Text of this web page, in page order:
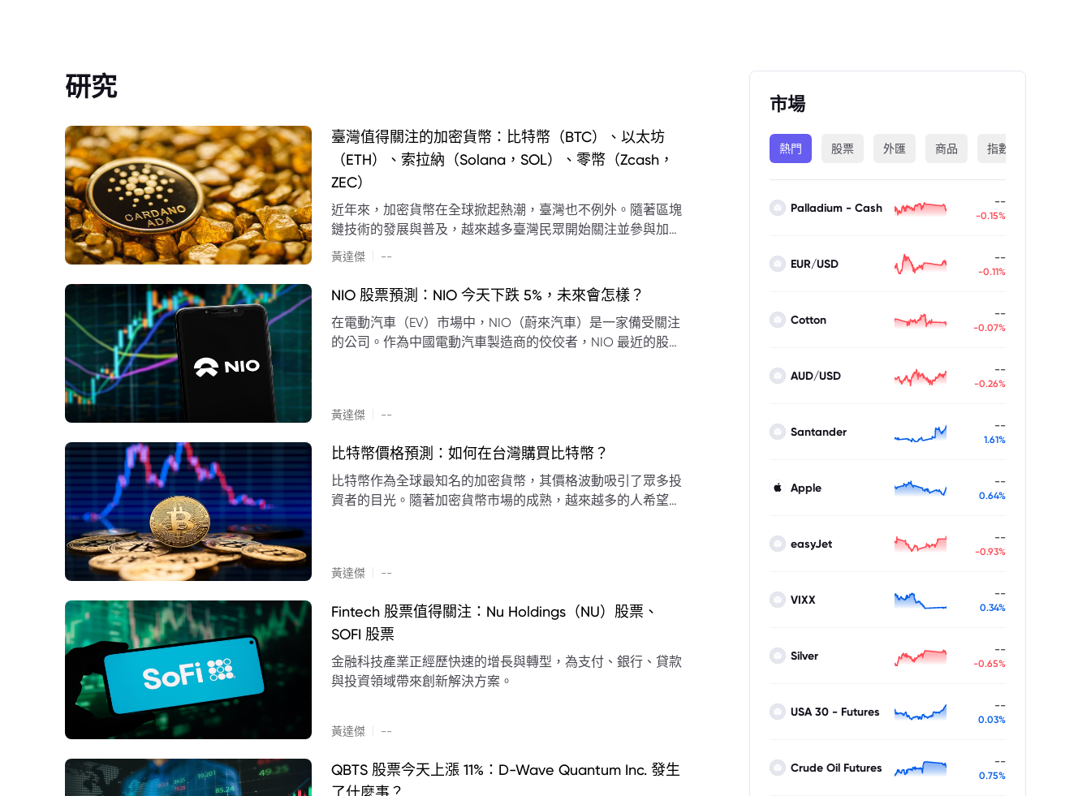
研究
臺灣值得關注的加密貨幣：比特幣（BTC）、以太坊
（ETH）、索拉納（Solana，SOL）、零幣（Zcash，
ZEC）
近年來，加密貨幣在全球掀起熱潮，臺灣也不例外。隨著區塊
鏈技術的發展與普及，越來越多臺灣民眾開始關注並參與加密
貨幣市場。
黃達傑 --
NIO 股票預測：NIO 今天下跌 5%，未來會怎樣？
在電動汽車（EV）市場中，NIO（蔚來汽車）是一家備受關注
的公司。作為中國電動汽車製造商的佼佼者，NIO 最近的股價
黃達傑 --
比特幣價格預測：如何在台灣購買比特幣？
比特幣作為全球最知名的加密貨幣，其價格波動吸引了眾多投
資者的目光。隨著加密貨幣市場的成熟，越來越多的人希望參
黃達傑 --
Fintech 股票值得關注：Nu Holdings（NU）股票、
SOFI 股票
金融科技產業正經歷快速的增長與轉型，為支付、銀行、貸款
與投資領域帶來創新解決方案。
黃達傑 --
QBTS 股票今天上漲 11%：D-Wave Quantum Inc. 發生
了什麼事？
市場
熱門 股票 外匯 商品 指數
Palladium - Cash --
-0.15%
EUR/USD --
-0.11%
Cotton --
-0.07%
AUD/USD --
-0.26%
Santander --
1.61%
Apple --
0.64%
easyJet --
-0.93%
VIXX --
0.34%
Silver --
-0.65%
USA 30 - Futures --
0.03%
Crude Oil Futures --
0.75%